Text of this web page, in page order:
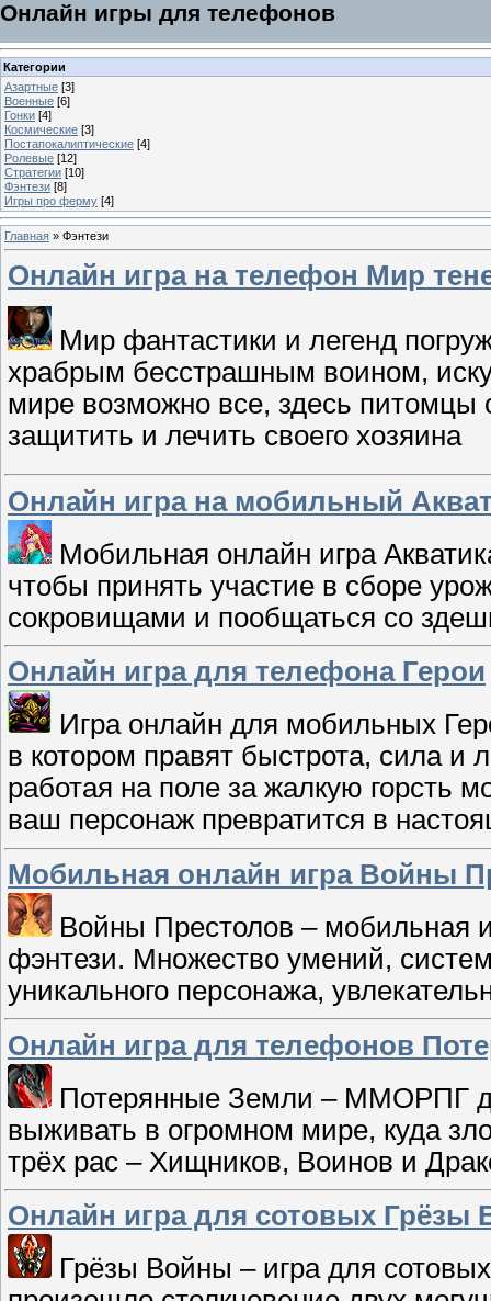
Онлайн игры для телефонов
Категории
Азартные [3]
Военные [6]
Гонки [4]
Космические [3]
Постапокалиптические [4]
Ролевые [12]
Стратегии [10]
Фэнтези [8]
Игры про ферму [4]
Главная » Фэнтези
Онлайн игра на телефон Мир
Мир фантастики и легенд
храбрым бесстрашным воином,
мире возможно все, здесь питомцы
защитить и лечить своего хозяина
Онлайн игра на мобильный
Мобильная онлайн игра
чтобы принять участие в сборе
сокровищами и пообщаться со
Онлайн игра для телефона Герои
Игра онлайн для мобильных
в котором правят быстрота, сила и
работая на поле за жалкую горсть
ваш персонаж превратится в
Мобильная онлайн игра Войны
Войны Престолов – мобильная
фэнтези. Множество умений,
уникального персонажа,
Онлайн игра для телефонов
Потерянные Земли – ММОРПГ
выживать в огромном мире, куда
трёх рас – Хищников, Воинов и
Онлайн игра для сотовых Грёзы
Грёзы Войны – игра для